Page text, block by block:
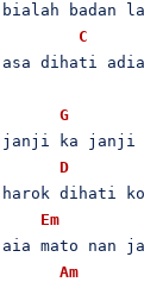
bialah badan
C
asa dihati
G
janji ka janji
D
harok dihati
Em
aia mato nan
Am